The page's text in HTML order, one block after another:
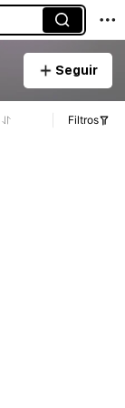
Seguir
Filtros